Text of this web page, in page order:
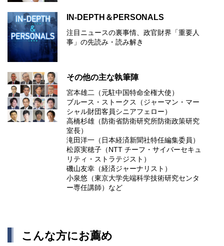
IN-DEPTH＆PERSONALS
注目ニュースの裏事情、政官財界「重要人
事」の先読み・読み解き
その他の主な執筆陣
宮本雄二（元駐中国特命全権大使）
ブルース・ストークス（ジャーマン・マー
シャル財団客員シニアフェロー）
高橋杉雄（防衛省防衛研究所防衛政策研究
室長）
滝田洋一（日本経済新聞社特任編集委員）
松原実穂子（NTT チーフ・サイバーセキュ
リティ・ストラテジスト）
磯山友幸（経済ジャーナリスト）
小泉悠（東京大学先端科学技術研究センタ
ー専任講師）など
こんな方にお薦め